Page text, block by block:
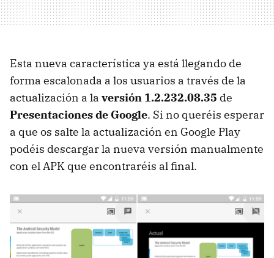
Esta nueva característica ya está llegando de
forma escalonada a los usuarios a través de la
actualización a la versión 1.2.232.08.35 de
Presentaciones de Google. Si no queréis esperar
a que os salte la actualización en Google Play
podéis descargar la nueva versión manualmente
con el APK que encontraréis al final.